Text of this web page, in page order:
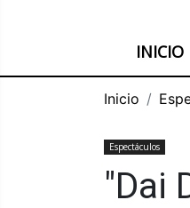
INICIO
Inicio
Espectáculos
"Dai